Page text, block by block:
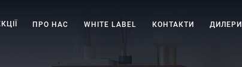
ПРО НАС WHITE LABEL КОНТАКТИ ДИЛЕРИ